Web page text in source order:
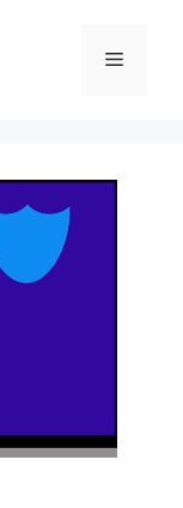
Menu